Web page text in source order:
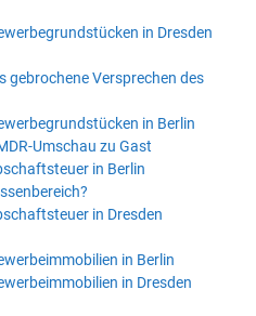
in Dresden
gebrochene Versprechen des
in Berlin
Umschau zu Gast
in Berlin
in Dresden
in Berlin
in Dresden